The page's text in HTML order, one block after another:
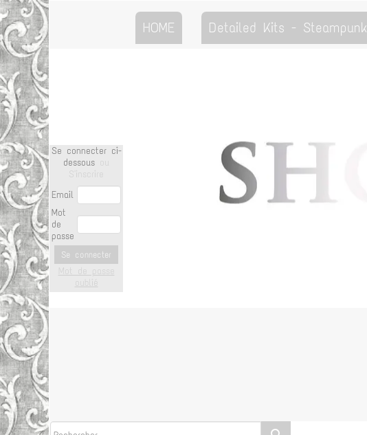
HOME Detailed Kits - Steampunk
Se connecter ci-
dessous
Email
Mot
de
passe
Se connecter
Mot de passe